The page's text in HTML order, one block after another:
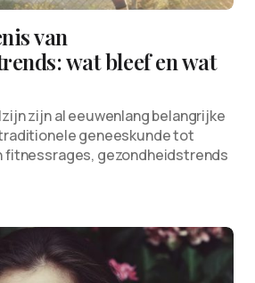
van
wat bleef en wat
zijn al eeuwenlang belangrijke
geneeskunde tot
fitnessrages, gezondheidstrends